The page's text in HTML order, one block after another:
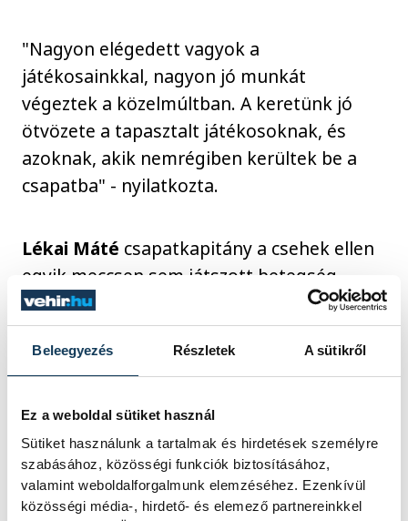
Beleegyezés Részletek A sütikről
Ez a weboldal sütiket használ
Sütiket használunk a tartalmak és hirdetések személyre
szabásához, közösségi funkciók biztosításához,
valamint weboldalforgalmunk elemzéséhez. Ezenkívül
közösségi média-, hirdető- és elemező partnereinkkel
"Nagyon elégedett vagyok a
játékosainkkal, nagyon jó munkát
végeztek a közelmúltban. A keretünk jó
ötvözete a tapasztalt játékosoknak, és
azoknak, akik nemrégiben kerültek be a
csapatba" - nyilatkozta.
Lékai Máté csapatkapitány a csehek ellen
egyik meccsen sem játszott betegség
miatt, de elmondása szerint már sokkal
jobban van.
ellenfelek legtöbb kézilabdázója ellen,
vagyis jól ismerjük őket" - vélekedett a
Ferencváros irányítója.